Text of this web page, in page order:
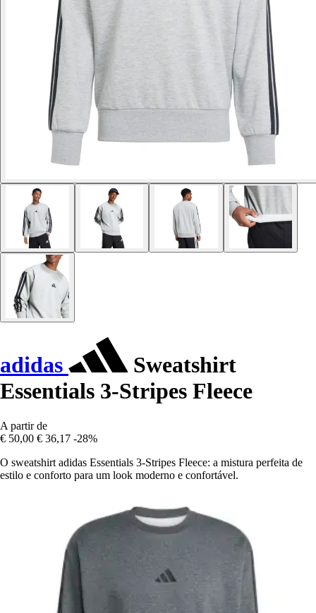
adidas
Sweatshirt
Essentials 3-Stripes Fleece
A partir de
€ 50,00 € 36,17 -28%
O sweatshirt adidas Essentials 3-Stripes Fleece: a mistura perfeita de
estilo e conforto para um look moderno e confortável.